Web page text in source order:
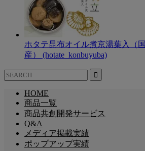
ホタテ昆布オイル煮京湯葉入（国
産） (hotate_konbuyuba)
HOME
商品一覧
商品共創開発サービス
Q&A
メディア掲載実績
ポップアップ実績